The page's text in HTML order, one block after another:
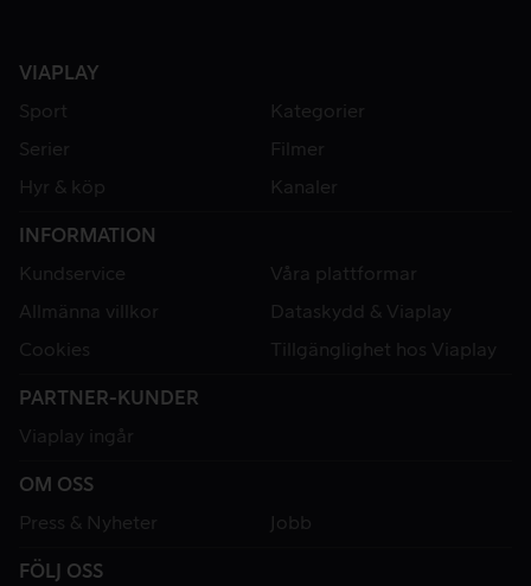
VIAPLAY
Sport
Kategorier
Serier
Filmer
Hyr & köp
Kanaler
INFORMATION
Kundservice
Våra plattformar
Allmänna villkor
Dataskydd & Viaplay
Cookies
Tillgänglighet hos Viaplay
PARTNER-KUNDER
Viaplay ingår
OM OSS
Press & Nyheter
Jobb
FÖLJ OSS